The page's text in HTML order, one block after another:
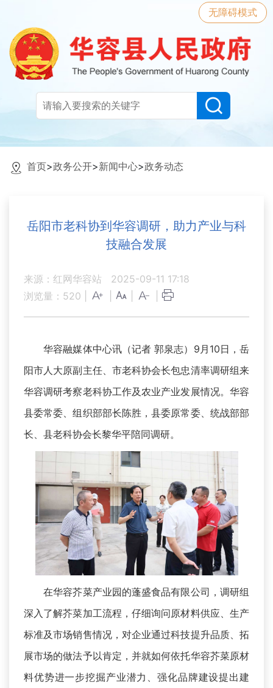
无障碍模式
首页>政务公开>新闻中心>政务动态
岳阳市老科协到华容调研，助力产业与科
技融合发展
来源：红网华容站
2025-09-11 17:18
浏览量： 520
华容融媒体中心讯（记者 郭泉志）9月10日，岳
阳市人大原副主任、市老科协会长包忠清率调研组来
华容调研考察老科协工作及农业产业发展情况。华容
县委常委、组织部部长陈胜，县委原常委、统战部部
长、县老科协会长黎华平陪同调研。
在华容芥菜产业园的蓬盛食品有限公司，调研组
深入了解芥菜加工流程，仔细询问原材料供应、生产
标准及市场销售情况，对企业通过科技提升品质、拓
展市场的做法予以肯定，并就如何依托华容芥菜原材
料优势进一步挖掘产业潜力、强化品牌建设提出建